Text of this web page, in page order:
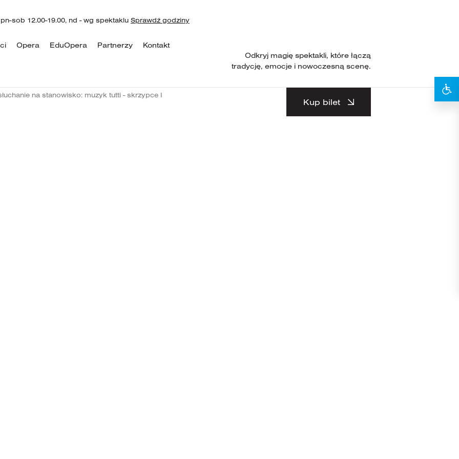
Kup bilet
sob 12.00-19.00, nd - wg spektaklu Sprawdź godziny
Opera EduOpera Partnerzy Kontakt
Odkryj magię spektakli, które łączą
tradycję, emocje i nowoczesną scenę.
na stanowisko: muzyk tutti - skrzypce I